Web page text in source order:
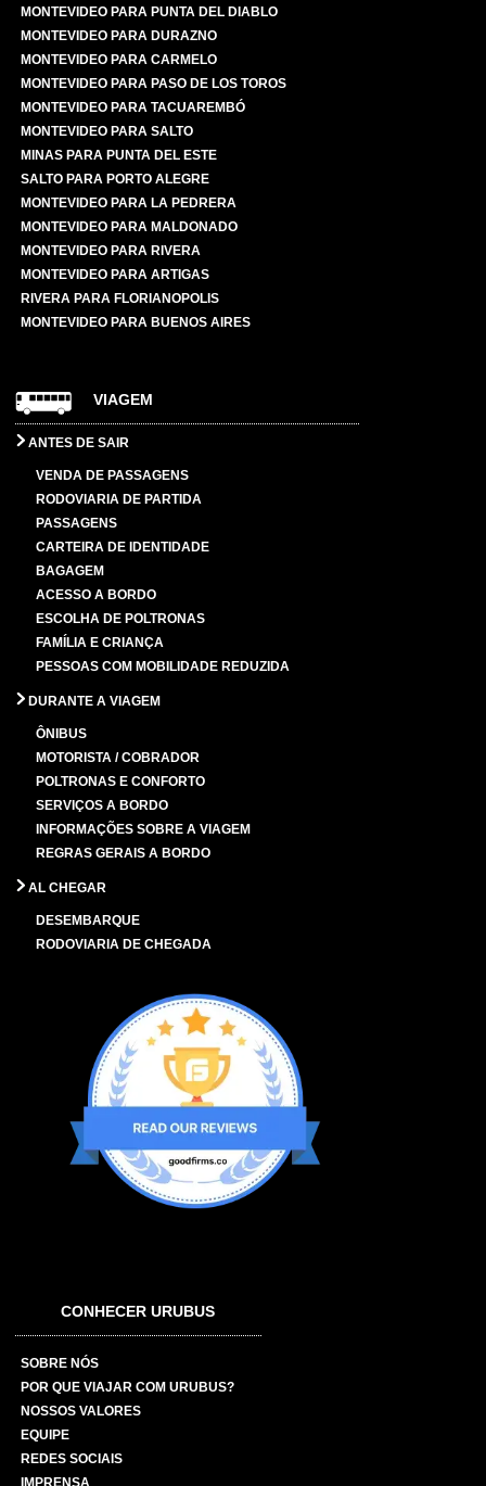
MONTEVIDEO PARA PUNTA DEL DIABLO
MONTEVIDEO PARA DURAZNO
MONTEVIDEO PARA CARMELO
MONTEVIDEO PARA PASO DE LOS TOROS
MONTEVIDEO PARA TACUAREMBÓ
MONTEVIDEO PARA SALTO
MINAS PARA PUNTA DEL ESTE
SALTO PARA PORTO ALEGRE
MONTEVIDEO PARA LA PEDRERA
MONTEVIDEO PARA MALDONADO
MONTEVIDEO PARA RIVERA
MONTEVIDEO PARA ARTIGAS
RIVERA PARA FLORIANOPOLIS
MONTEVIDEO PARA BUENOS AIRES
VIAGEM
ANTES DE SAIR
VENDA DE PASSAGENS
RODOVIARIA DE PARTIDA
PASSAGENS
CARTEIRA DE IDENTIDADE
BAGAGEM
ACESSO A BORDO
ESCOLHA DE POLTRONAS
FAMÍLIA E CRIANÇA
PESSOAS COM MOBILIDADE REDUZIDA
DURANTE A VIAGEM
ÔNIBUS
MOTORISTA / COBRADOR
POLTRONAS E CONFORTO
SERVIÇOS A BORDO
INFORMAÇÕES SOBRE A VIAGEM
REGRAS GERAIS A BORDO
AL CHEGAR
DESEMBARQUE
RODOVIARIA DE CHEGADA
CONHECER URUBUS
SOBRE NÓS
POR QUE VIAJAR COM URUBUS?
NOSSOS VALORES
EQUIPE
REDES SOCIAIS